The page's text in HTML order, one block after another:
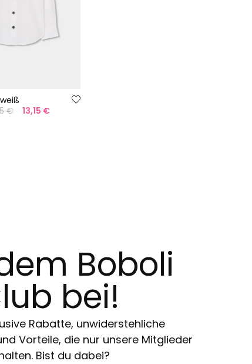
€ 13,15 €
Boboli
bei!
Rabatte, unwiderstehliche
Vorteile, die nur unsere Mitglieder
Bist du dabei?